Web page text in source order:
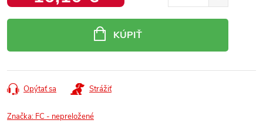
KÚPIŤ
Opýtať sa Strážiť
Značka: FC - nepreložené